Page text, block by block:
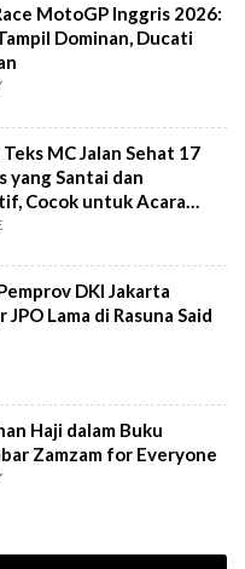
MotoGP Inggris 2026:
Dominan, Ducati
MC Jalan Sehat 17
yang Santai dan
Cocok untuk Acara
DKI Jakarta
JPO Lama di Rasuna Said
Haji dalam Buku
Zamzam for Everyone